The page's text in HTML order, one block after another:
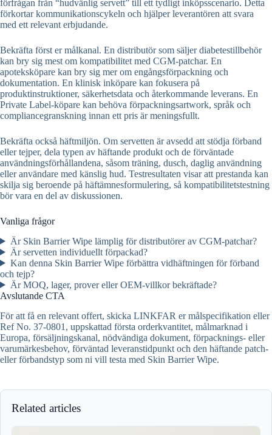
förfrågan från “hudvänlig servett” till ett tydligt inköpsscenario. Detta
förkortar kommunikationscykeln och hjälper leverantören att svara
med ett relevant erbjudande.
Bekräfta först er målkanal. En distributör som säljer diabetestillbehör
kan bry sig mest om kompatibilitet med CGM-patchar. En
apoteksköpare kan bry sig mer om engångsförpackning och
dokumentation. En klinisk inköpare kan fokusera på
produktinstruktioner, säkerhetsdata och återkommande leverans. En
Private Label-köpare kan behöva förpackningsartwork, språk och
compliancegranskning innan ett pris är meningsfullt.
Bekräfta också häftmiljön. Om servetten är avsedd att stödja förband
eller tejper, dela typen av häftande produkt och de förväntade
användningsförhållandena, såsom träning, dusch, daglig användning
eller användare med känslig hud. Testresultaten visar att prestanda kan
skilja sig beroende på häftämnesformulering, så kompatibilitetstestning
bör vara en del av diskussionen.
Vanliga frågor
Är Skin Barrier Wipe lämplig för distributörer av CGM-patchar?
Är servetten individuellt förpackad?
Kan denna Skin Barrier Wipe förbättra vidhäftningen för förband
och tejp?
Är MOQ, lager, prover eller OEM-villkor bekräftade?
Avslutande CTA
För att få en relevant offert, skicka LINKFAR er målspecifikation eller
Ref No. 37-0801, uppskattad första orderkvantitet, målmarknad i
Europa, försäljningskanal, nödvändiga dokument, förpacknings- eller
varumärkesbehov, förväntad leveranstidpunkt och den häftande patch-
eller förbandstyp som ni vill testa med Skin Barrier Wipe.
Related articles